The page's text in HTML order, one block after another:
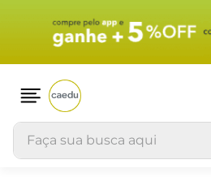
Faça sua busca aqui